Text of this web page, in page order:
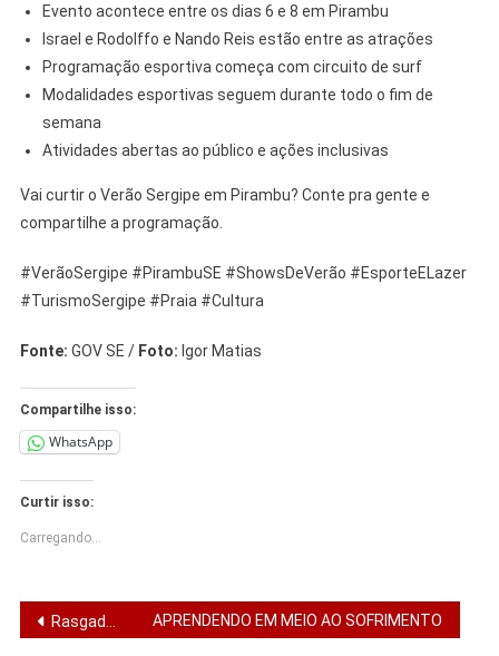
Evento acontece entre os dias 6 e 8 em Pirambu
Israel e Rodolffo e Nando Reis estão entre as atrações
Programação esportiva começa com circuito de surf
Modalidades esportivas seguem durante todo o fim de
semana
Atividades abertas ao público e ações inclusivas
Vai curtir o Verão Sergipe em Pirambu? Conte pra gente e
compartilhe a programação.
#VerãoSergipe #PirambuSE #ShowsDeVerão #EsporteELazer
#TurismoSergipe #Praia #Cultura
Fonte: GOV SE / Foto: Igor Matias
Compartilhe isso:
WhatsApp
Curtir isso:
Carregando...
Navegação
Rasgadinho altera itinerários de ônibus no Centro de Aracaju a partir de domingo APRENDENDO EM MEIO AO SOFRIMENTO